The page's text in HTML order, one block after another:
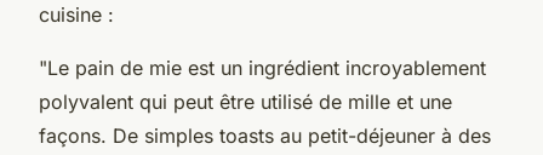
cuisine :
"Le pain de mie est un ingrédient incroyablement
polyvalent qui peut être utilisé de mille et une
façons. De simples toasts au petit-déjeuner à des